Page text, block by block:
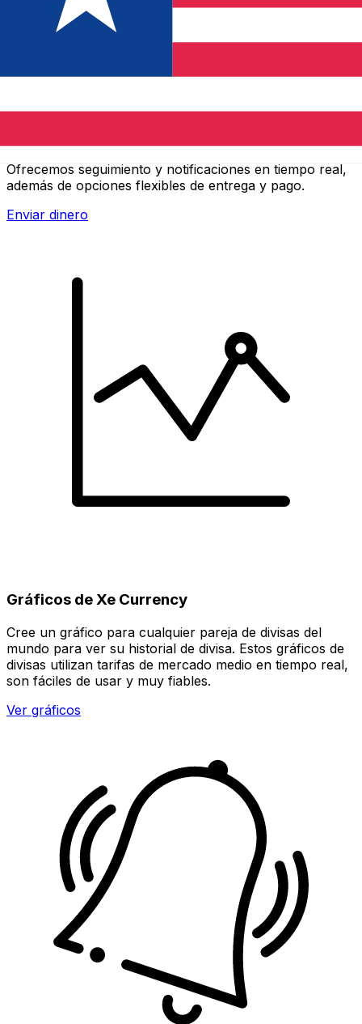
Ofrecemos seguimiento y notificaciones en tiempo real,
además de opciones flexibles de entrega y pago.
Enviar dinero
Gráficos de Xe Currency
Cree un gráfico para cualquier pareja de divisas del
mundo para ver su historial de divisa. Estos gráficos de
divisas utilizan tarifas de mercado medio en tiempo real,
son fáciles de usar y muy fiables.
Ver gráficos